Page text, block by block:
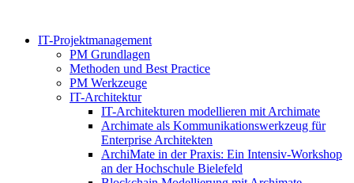
springenIT-Projektmanagement
PM Grundlagen
Methoden und Best Practice
PM Werkzeuge
IT-Architektur
IT-Architekturen modellieren mit Archimate
Archimate als Kommunikationswerkzeug für
Enterprise Architekten
ArchiMate in der Praxis: Ein Intensiv-Workshop
an der Hochschule Bielefeld